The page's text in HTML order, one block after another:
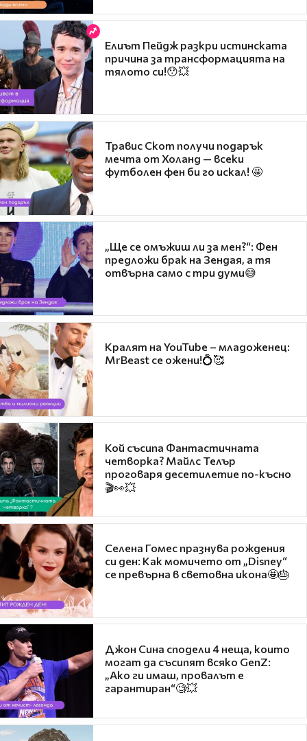
Елиът Пейдж разкри истинската
причина за трансформацията на
тялото си!😯💥
Травис Скот получи подарък
мечта от Холанд — всеки
футболен фен би го искал! 🤩
„Ще се омъжиш ли за мен?“: Фен
предложи брак на Зендая, а тя
отвърна само с три думи😅
Кралят на YouTube – младоженец:
MrBeast се ожени!💍🥰
Кой съсипа Фантастичната
четворка? Майлс Телър
проговаря десетилетие по-късно
🎬👀💥
Селена Гомес празнува рождения
си ден: Как момичето от „Disney“
се превърна в световна икона🤩🎂
Джон Сина сподели 4 неща, които
могат да съсипят всяко GenZ:
„Ако ги имаш, провалът е
гарантиран“🧐💥